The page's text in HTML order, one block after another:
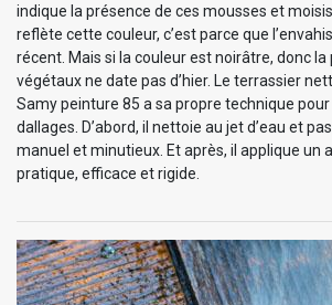
indique la présence de ces mousses et
reflète cette couleur, c’est parce que
récent. Mais si la couleur est noirâtre, donc la
végétaux ne date pas d’hier. Le terrassier
Samy peinture 85 a sa propre technique
dallages. D’abord, il nettoie au jet d’eau et
manuel et minutieux. Et après, il applique un
pratique, efficace et rigide.